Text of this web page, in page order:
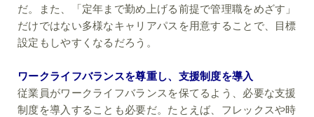
だ。また、「定年まで勤め上げる前提で管理職をめざす」
だけではない多様なキャリアパスを用意することで、目標
設定もしやすくなるだろう。
ワークライフバランスを尊重し、支援制度を導入
従業員がワークライフバランスを保てるよう、必要な支援
制度を導入することも必要だ。たとえば、フレックスや時